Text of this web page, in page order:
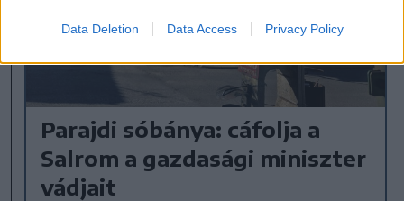
Data Deletion Data Access Privacy Policy
Parajdi sóbánya: cáfolja a
Salrom a gazdasági miniszter
vádjait